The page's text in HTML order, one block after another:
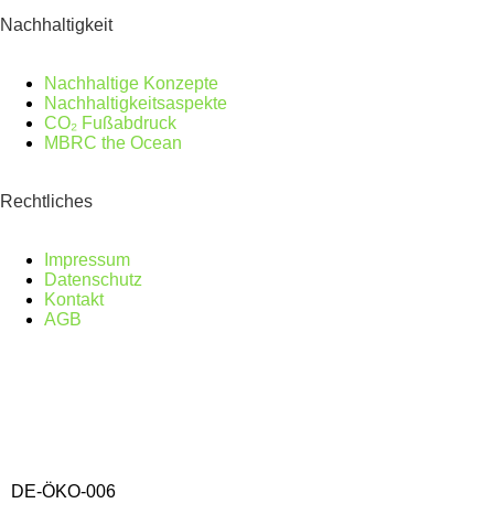
Nachhaltigkeit
Nachhaltige Konzepte
Nachhaltigkeitsaspekte
CO₂ Fußabdruck
MBRC the Ocean
Rechtliches
Impressum
Datenschutz
Kontakt
AGB
DE-ÖKO-006